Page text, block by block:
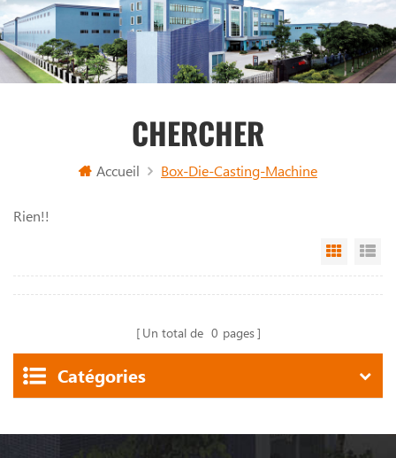
CHERCHER
Accueil Box-Die-Casting-Machine
Rien!!
Grid
Un total de 0 pages
Catégories